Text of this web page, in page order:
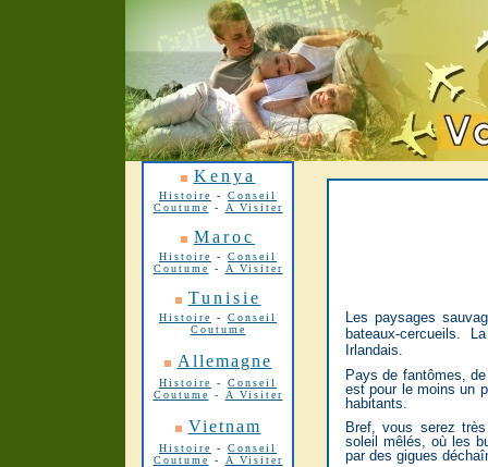
Kenya
Histoire -
Conseil
Coutume
- A Visiter
Maroc
Histoire - Conseil
Coutume
- A Visiter
Tunisie
Histoire - Conseil
Coutume
Allemagne
Histoire - Conseil
Coutume
- A Visiter
Vietnam
Histoire - Conseil
Coutume
- A Visiter
Les paysages
bateaux-cercueils.
Irlandais.
Pays de fantômes,
est pour le moins un
habitants.
Bref, vous serez
soleil mêlés, où les
par des gigues